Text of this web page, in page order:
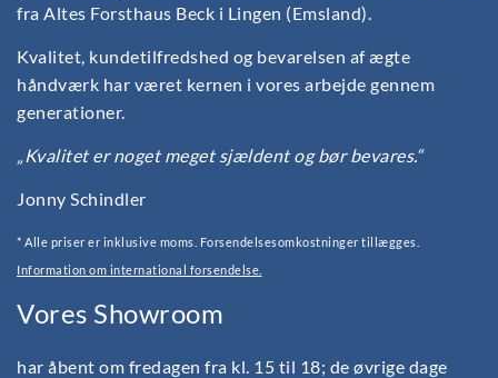
fra Altes Forsthaus Beck i Lingen (Emsland).
Kvalitet, kundetilfredshed og bevarelsen af ægte
håndværk har været kernen i vores arbejde gennem
generationer.
„Kvalitet er noget meget sjældent og bør bevares.“
Jonny Schindler
* Alle priser er inklusive moms. Forsendelsesomkostninger tillægges.
Information om international forsendelse.
Vores Showroom
har åbent om fredagen fra kl. 15 til 18; de øvrige dage